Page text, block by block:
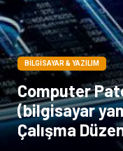
BILGISAYAR & YAZILIM
Computer
(bilgisayar
Çalışma